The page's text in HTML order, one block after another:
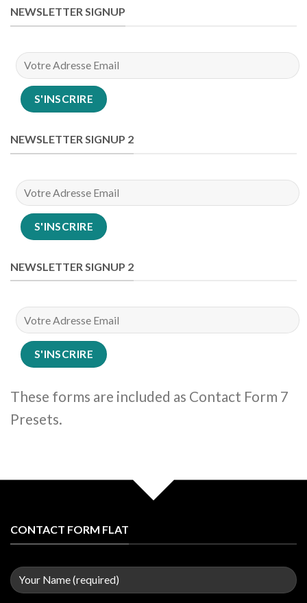
NEWSLETTER SIGNUP
NEWSLETTER SIGNUP 2
NEWSLETTER SIGNUP 2
These forms are included as Contact Form 7
Presets.
CONTACT FORM FLAT